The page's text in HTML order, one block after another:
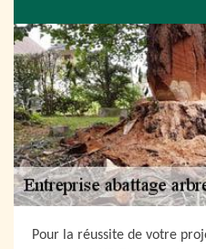
Pour la réussite de votre